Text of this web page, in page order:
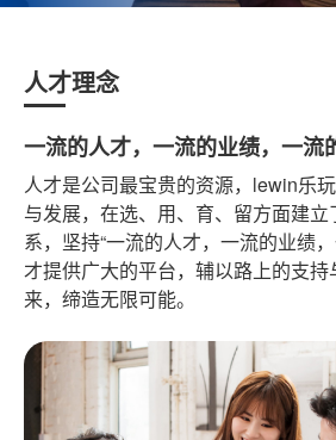
人才理念
一流的人才，一流的业绩，一流
人才是公司最宝贵的资源，lewin乐
与发展，在选、用、育、留方面建
系，坚持“一流的人才，一流的业绩
才提供广大的平台，辅以路上的支
来，缔造无限可能。